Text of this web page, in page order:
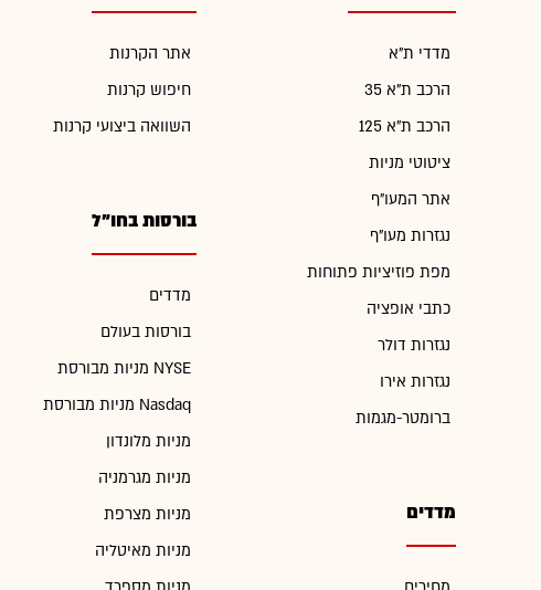
מדדי ת"א
הרכב ת"א 35
הרכב ת"א 125
ציטוטי מניות
אתר המעו"ף
נגזרות מעו"ף
מפת פוזיציות פתוחות
כתבי אופציה
נגזרות דולר
נגזרות אירו
ברומטר-מגמות
מדדים
אתר הקרנות
חיפוש קרנות
השוואה ביצועי קרנות
בורסות בחו"ל
מדדים
בורסות בעולם
מניות מבורסת NYSE
מניות מבורסת Nasdaq
מניות מלונדון
מניות מגרמניה
מניות מצרפת
מניות מאיטליה